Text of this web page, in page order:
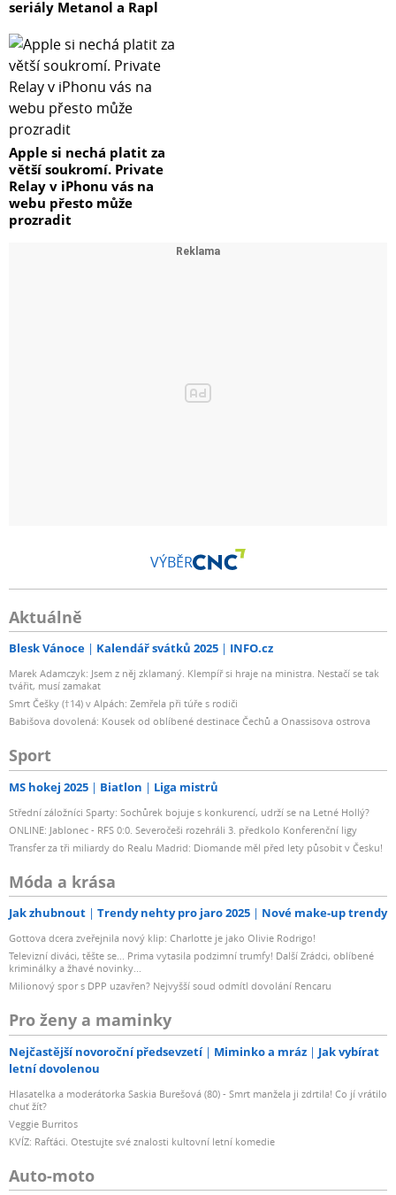
seriály Metanol a Rapl
Apple si nechá platit za
větší soukromí. Private
Relay v iPhonu vás na
webu přesto může
prozradit
VÝBĚR
Aktuálně
Blesk Vánoce Kalendář svátků 2025 INFO.cz
Marek Adamczyk: Jsem z něj zklamaný. Klempíř si hraje na ministra. Nestačí se tak
tvářit, musí zamakat
Smrt Češky (†14) v Alpách: Zemřela při túře s rodiči
Babišova dovolená: Kousek od oblíbené destinace Čechů a Onassisova ostrova
Sport
MS hokej 2025 Biatlon Liga mistrů
Střední záložníci Sparty: Sochůrek bojuje s konkurencí, udrží se na Letné Hollý?
ONLINE: Jablonec - RFS 0:0. Severočeši rozehráli 3. předkolo Konferenční ligy
Transfer za tři miliardy do Realu Madrid: Diomande měl před lety působit v Česku!
Móda a krása
Jak zhubnout Trendy nehty pro jaro 2025 Nové make-up trendy
Gottova dcera zveřejnila nový klip: Charlotte je jako Olivie Rodrigo!
Televizní diváci, těšte se... Prima vytasila podzimní trumfy! Další Zrádci, oblíbené
kriminálky a žhavé novinky...
Milionový spor s DPP uzavřen? Nejvyšší soud odmítl dovolání Rencaru
Pro ženy a maminky
Nejčastější novoroční předsevzetí Miminko a mráz
Jak vybírat
letní dovolenou
Hlasatelka a moderátorka Saskia Burešová (80) - Smrt manžela ji zdrtila! Co jí vrátilo
chuť žít?
Veggie Burritos
KVÍZ: Rafťáci. Otestujte své znalosti kultovní letní komedie
Auto-moto